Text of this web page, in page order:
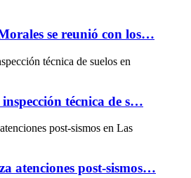
se reunió con los…
técnica de s…
atenciones post-sismos…